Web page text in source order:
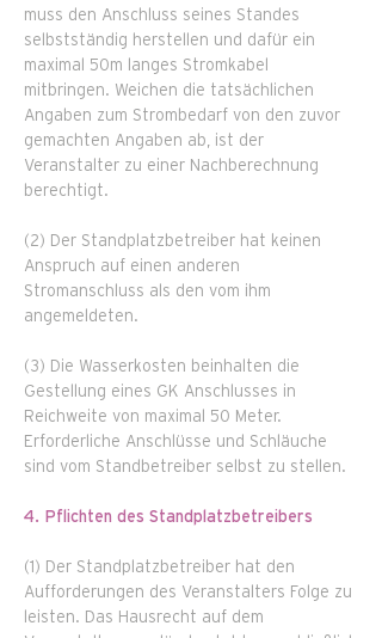
muss den Anschluss seines Standes
selbstständig herstellen und dafür ein
maximal 50m langes Stromkabel
mitbringen. Weichen die tatsächlichen
Angaben zum Strombedarf von den zuvor
gemachten Angaben ab, ist der
Veranstalter zu einer Nachberechnung
berechtigt.
(2) Der Standplatzbetreiber hat keinen
Anspruch auf einen anderen
Stromanschluss als den vom ihm
angemeldeten.
(3) Die Wasserkosten beinhalten die
Gestellung eines GK Anschlusses in
Reichweite von maximal 50 Meter.
Erforderliche Anschlüsse und Schläuche
sind vom Standbetreiber selbst zu stellen.
4. Pflichten des Standplatzbetreibers
(1) Der Standplatzbetreiber hat den
Aufforderungen des Veranstalters Folge zu
leisten. Das Hausrecht auf dem